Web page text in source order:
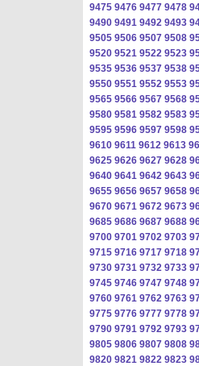
9475 9476 9477 9478
9490 9491 9492 9493
9505 9506 9507 9508
9520 9521 9522 9523
9535 9536 9537 9538
9550 9551 9552 9553
9565 9566 9567 9568
9580 9581 9582 9583
9595 9596 9597 9598
9610 9611 9612 9613
9625 9626 9627 9628
9640 9641 9642 9643
9655 9656 9657 9658
9670 9671 9672 9673
9685 9686 9687 9688
9700 9701 9702 9703
9715 9716 9717 9718
9730 9731 9732 9733
9745 9746 9747 9748
9760 9761 9762 9763
9775 9776 9777 9778
9790 9791 9792 9793
9805 9806 9807 9808
9820 9821 9822 9823